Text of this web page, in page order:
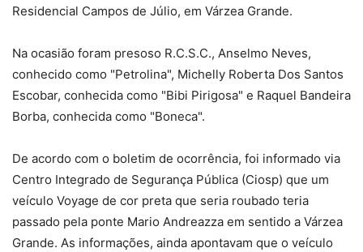
Residencial Campos de Júlio, em Várzea Grande.
Na ocasião foram presoso R.C.S.C., Anselmo Neves,
conhecido como "Petrolina", Michelly Roberta Dos Santos
Escobar, conhecida como "Bibi Pirigosa" e Raquel Bandeira
Borba, conhecida como "Boneca".
De acordo com o boletim de ocorrência, foi informado via
Centro Integrado de Segurança Pública (Ciosp) que um
veículo Voyage de cor preta que seria roubado teria
passado pela ponte Mario Andreazza em sentido a Várzea
Grande. As informações, ainda apontavam que o veículo